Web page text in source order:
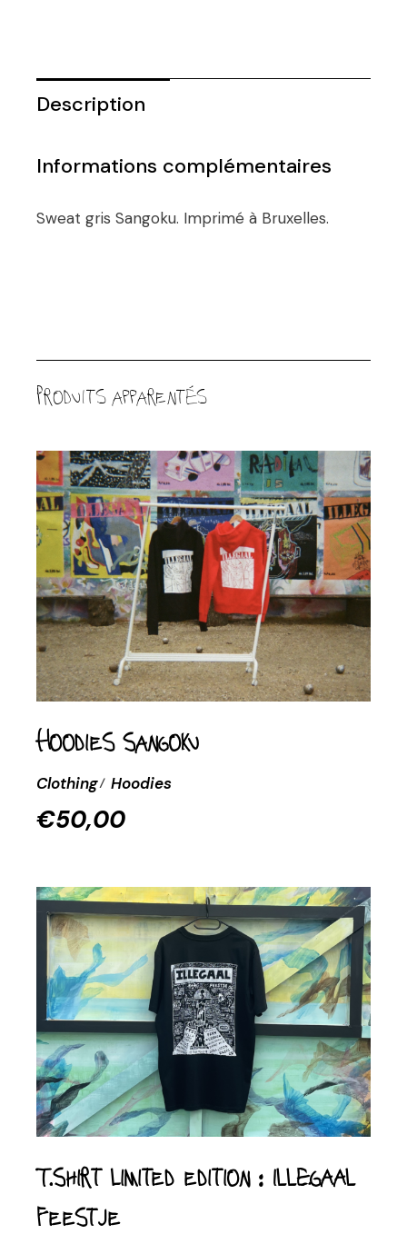
Description
Informations complémentaires
Sweat gris Sangoku. Imprimé à Bruxelles.
Produits apparentés
Hoodies Sangoku
Clothing Hoodies
€50,00
T.Shirt limited edition : ILLEGAAL
Feestje